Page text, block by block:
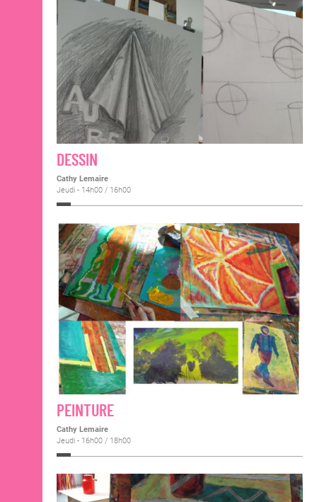
DESSIN
Cathy Lemaire
Jeudi - 14h00 / 16h00
PEINTURE
Cathy Lemaire
Jeudi - 16h00 / 18h00